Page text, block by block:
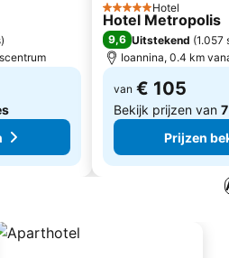
)
5 SterrenHotel
Hotel Metropolis
9,6 Uitstekend (1.057
Ioannina, 0.4 km
van € 105
Bekijk prijzen van
Prijzen